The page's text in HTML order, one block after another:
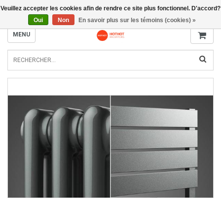
INFO@RADIATORS.SHOP
MENU
Veuillez accepter les cookies afin de rendre ce site plus fonctionnel. D'accord?
Oui
Non En savoir plus sur les témoins (cookies) »